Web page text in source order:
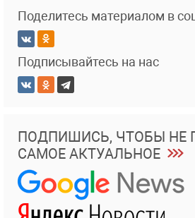
Поделитесь материалом в
Подписывайтесь на нас
ПОДПИШИСЬ, ЧТОБЫ НЕ
САМОЕ АКТУАЛЬНОЕ